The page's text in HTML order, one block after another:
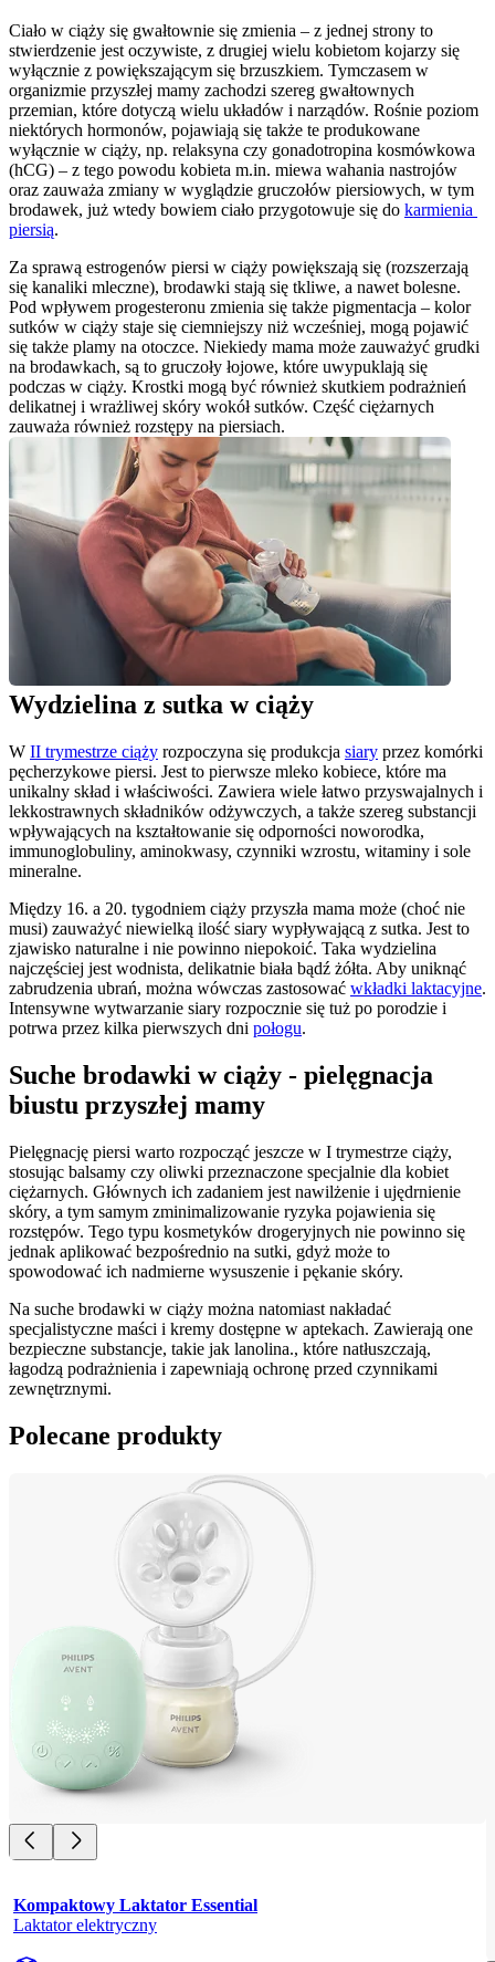
Ciało w ciąży się gwałtownie się zmienia – z jednej strony to
stwierdzenie jest oczywiste, z drugiej wielu kobietom kojarzy się
wyłącznie z powiększającym się brzuszkiem. Tymczasem w
organizmie przyszłej mamy zachodzi szereg gwałtownych
przemian, które dotyczą wielu układów i narządów. Rośnie poziom
niektórych hormonów, pojawiają się także te produkowane
wyłącznie w ciąży, np. relaksyna czy gonadotropina kosmówkowa
(hCG) – z tego powodu kobieta m.in. miewa wahania nastrojów
oraz zauważa zmiany w wyglądzie gruczołów piersiowych, w tym
brodawek, już wtedy bowiem ciało przygotowuje się do karmienia
piersią.
Za sprawą estrogenów piersi w ciąży powiększają się (rozszerzają
się kanaliki mleczne), brodawki stają się tkliwe, a nawet bolesne.
Pod wpływem progesteronu zmienia się także pigmentacja – kolor
sutków w ciąży staje się ciemniejszy niż wcześniej, mogą pojawić
się także plamy na otoczce. Niekiedy mama może zauważyć grudki
na brodawkach, są to gruczoły łojowe, które uwypuklają się
podczas w ciąży. Krostki mogą być również skutkiem podrażnień
delikatnej i wrażliwej skóry wokół sutków. Część ciężarnych
zauważa również rozstępy na piersiach.
Wydzielina z sutka w ciąży
W II trymestrze ciąży rozpoczyna się produkcja siary przez komórki
pęcherzykowe piersi. Jest to pierwsze mleko kobiece, które ma
unikalny skład i właściwości. Zawiera wiele łatwo przyswajalnych i
lekkostrawnych składników odżywczych, a także szereg substancji
wpływających na kształtowanie się odporności noworodka,
immunoglobuliny, aminokwasy, czynniki wzrostu, witaminy i sole
mineralne.
Między 16. a 20. tygodniem ciąży przyszła mama może (choć nie
musi) zauważyć niewielką ilość siary wypływającą z sutka. Jest to
zjawisko naturalne i nie powinno niepokoić. Taka wydzielina
najczęściej jest wodnista, delikatnie biała bądź żółta. Aby uniknąć
zabrudzenia ubrań, można wówczas zastosować wkładki laktacyjne.
Intensywne wytwarzanie siary rozpocznie się tuż po porodzie i
potrwa przez kilka pierwszych dni połogu.
Suche brodawki w ciąży - pielęgnacja
biustu przyszłej mamy
Pielęgnację piersi warto rozpocząć jeszcze w I trymestrze ciąży,
stosując balsamy czy oliwki przeznaczone specjalnie dla kobiet
ciężarnych. Głównych ich zadaniem jest nawilżenie i ujędrnienie
skóry, a tym samym zminimalizowanie ryzyka pojawienia się
rozstępów. Tego typu kosmetyków drogeryjnych nie powinno się
jednak aplikować bezpośrednio na sutki, gdyż może to
spowodować ich nadmierne wysuszenie i pękanie skóry.
Na suche brodawki w ciąży można natomiast nakładać
specjalistyczne maści i kremy dostępne w aptekach. Zawierają one
bezpieczne substancje, takie jak lanolina., które natłuszczają,
łagodzą podrażnienia i zapewniają ochronę przed czynnikami
zewnętrznymi.
Polecane produkty
Kompaktowy Laktator Essential
Laktator elektryczny